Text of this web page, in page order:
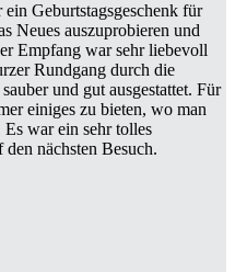
Geburtstagsgeschenk für
Neues auszuprobieren und
Empfang war sehr liebevoll
Rundgang durch die
und gut ausgestattet. Für
einiges zu bieten, wo man
war ein sehr tolles
nächsten Besuch.